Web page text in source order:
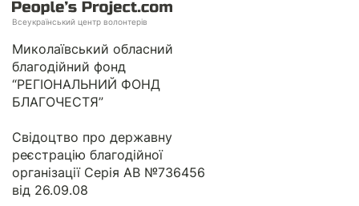
Всеукраїнський центр волонтерів
Миколаївський обласний
благодійний фонд
“РЕГІОНАЛЬНИЙ ФОНД
БЛАГОЧЕСТЯ”
Свідоцтво про державну
реєстрацію благодійної
організації Серія АВ №736456
від 26.09.08